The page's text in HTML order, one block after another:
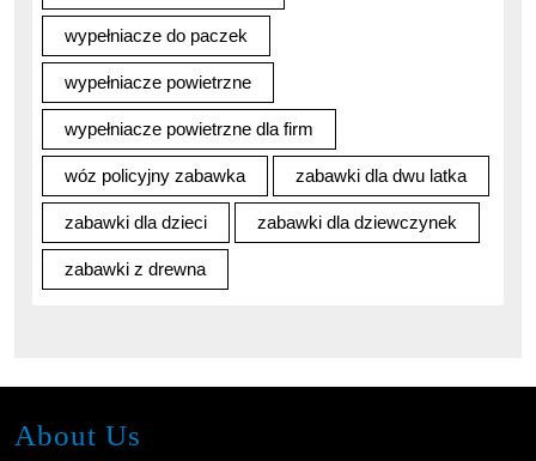
wypełniacze do paczek
wypełniacze powietrzne
wypełniacze powietrzne dla firm
wóz policyjny zabawka zabawki dla dwu latka
zabawki dla dzieci zabawki dla dziewczynek
zabawki z drewna
About Us